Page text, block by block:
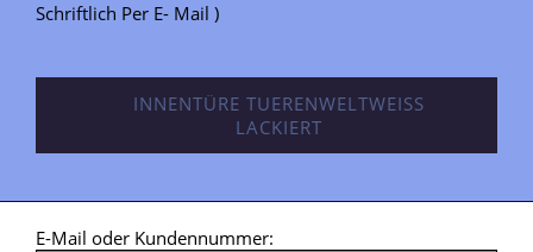
Schriftlich Per E- Mail )
INNENTÜRE TUERENWELTWEISS
LACKIERT
E-Mail oder Kundennummer: